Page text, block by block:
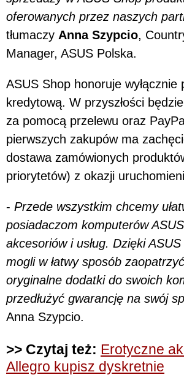
oferowanych przez naszych
tłumaczy Anna Szypcio,
Manager, ASUS Polska.
ASUS Shop honoruje wyłącznie
kredytową. W przyszłości
za pomocą przelewu oraz
pierwszych zakupów ma
dostawa zamówionych
priorytetów) z okazji
- Przede wszystkim chcemy
posiadaczom komputerów
akcesoriów i usług. Dzięki
mogli w łatwy sposób
oryginalne dodatki do swoich
przedłużyć gwarancję na swój
Anna Szypcio.
>> Czytaj też: Erotyczne
Allegro kupisz dyskretnie